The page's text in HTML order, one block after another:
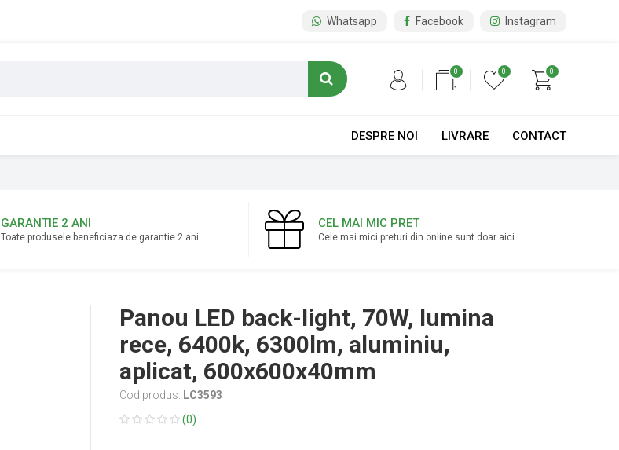
Whatsapp Facebook Instagram
0
0
0
CONTACT
LIVRARE
DESPRE NOI
GARANTIE 2 ANI
Toate produsele beneficiaza de garantie 2 ani
CEL MAI MIC PRET
Cele mai mici preturi din online sunt doar aici
Panou LED back-light, 70W, lumina
rece, 6400k, 6300lm, aluminiu,
aplicat, 600x600x40mm
Cod produs: LC3593
(0)